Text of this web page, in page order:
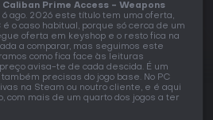
Prime Access - Weapons
ago. 2026 este título tem uma oferta,
é o caso habitual, porque só cerca de um
oferta em keyshop e o resto fica na
a comparar, mas seguimos este
como fica face às leituras
avisa-te de cada descida. É um
precisas do jogo base. No PC
na Steam ou noutro cliente, e é aqui
com mais de um quarto dos jogos a ter